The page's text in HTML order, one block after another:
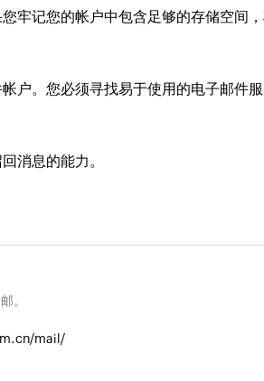
牢记您的帐户中包含足够的存储空间
户。您必须寻找易于使用的电子邮件
消息的能力。
。
mail/